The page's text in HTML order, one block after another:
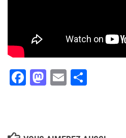
Facebook
Mastodon
Email